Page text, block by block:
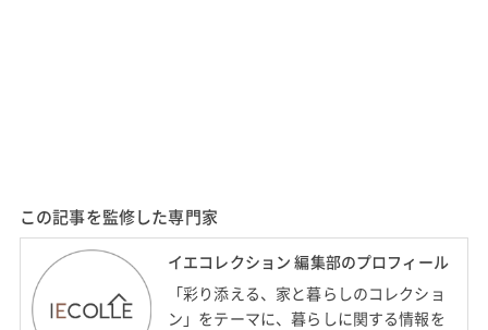
この記事を監修した専門家
イエコレクション 編集部のプロフィール
「彩り添える、家と暮らしのコレクショ
ン」をテーマに、暮らしに関する情報を